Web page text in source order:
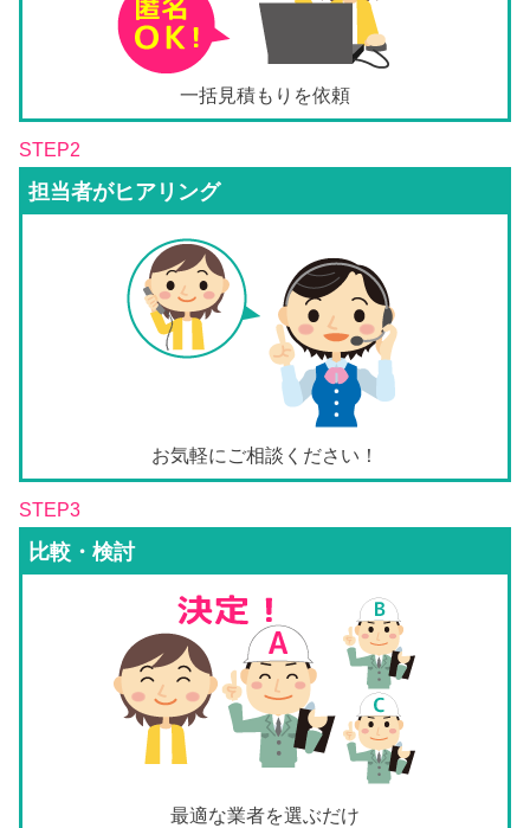
一括見積もりを依頼
STEP2
担当者がヒアリング
お気軽にご相談ください！
STEP3
比較・検討
最適な業者を選ぶだけ